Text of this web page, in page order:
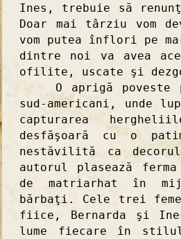
Ines, trebuie să
Doar mai târziu vom
vom putea înflori pe
dintre noi va avea
ofilite, uscate şi
O aprigă poveste
sud-americani, unde
capturarea
desfăşoară cu o
nestăvilită ca
autorul plasează
de matriarhat în
bărbaţi. Cele trei
fiice, Bernarda şi
lume fiecare în stilul